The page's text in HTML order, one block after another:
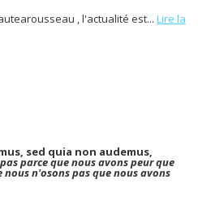
, l'actualité est... Lire la
sed quia non audemus,
parce que nous avons peur que
n'osons pas que nous avons